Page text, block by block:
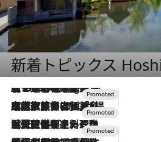
新着トピックス
10 Hours Ago
【トンボの足水浴】ヒノキの香りに包まれて涼感マックス！約13℃の湧水かけ流しを避暑地「星野温泉 トンボの湯」で体験
2026.7.31
【ホテル帰省】という選択肢をOMOが提案。家族とほどよい距離を保つには「昼は実家、夜は気兼ねなくホテルで！」
2026.7.24
【夏限定ディナーコース】旬を迎える稚鮎や花ズッキーニなどをイタリア・トスカーナの郷土料理の手法で満喫！